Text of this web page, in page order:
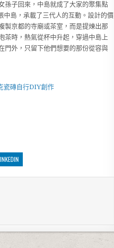
孫子回來，中島就成了大家的聚集點
島，承載了三代人的互動。設計的價
製京都的寺廟或茶室，而是提煉出那
茶時，熱氣從杯中升起，穿過中島上
門外，只留下他們想要的那份從容與
瓷磚自行DIY創作